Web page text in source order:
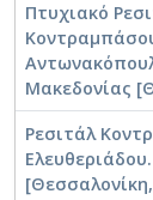
Πτυχιακό
Μακεδονίας
Ρεσιτάλ